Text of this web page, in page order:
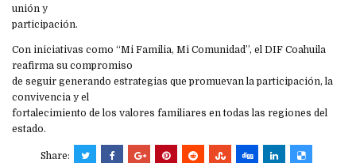
unión y
participación.
Con iniciativas como “Mi Familia, Mi Comunidad”, el DIF Coahuila
reafirma su compromiso
de seguir generando estrategias que promuevan la participación, la
convivencia y el
fortalecimiento de los valores familiares en todas las regiones del
estado.
Share: